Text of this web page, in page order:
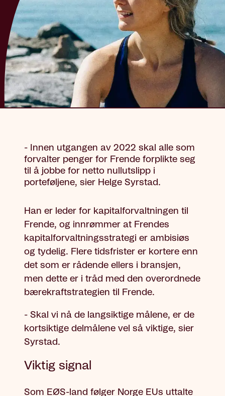
- Innen utgangen av 2022 skal alle som
forvalter penger for Frende forplikte seg
til å jobbe for netto nullutslipp i
porteføljene, sier Helge Syrstad.
Han er leder for kapitalforvaltningen til
Frende, og innrømmer at Frendes
kapitalforvaltningsstrategi er ambisiøs
og tydelig. Flere tidsfrister er kortere enn
det som er rådende ellers i bransjen,
men dette er i tråd med den overordnede
bærekraftstrategien til Frende.
- Skal vi nå de langsiktige målene, er de
kortsiktige delmålene vel så viktige, sier
Syrstad.
Viktig signal
Som EØS-land følger Norge EUs uttalte